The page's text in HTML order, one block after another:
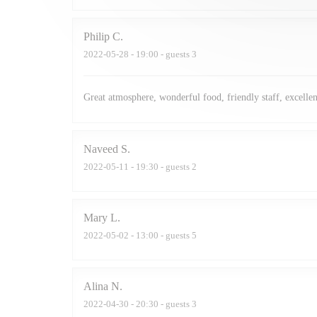
Philip C
2022-05-28 - 19:00 - guests 3
Great atmosphere, wonderful food, friendly staff,
Naveed S
2022-05-11 - 19:30 - guests 2
Mary L
2022-05-02 - 13:00 - guests 5
Alina N
2022-04-30 - 20:30 - guests 3